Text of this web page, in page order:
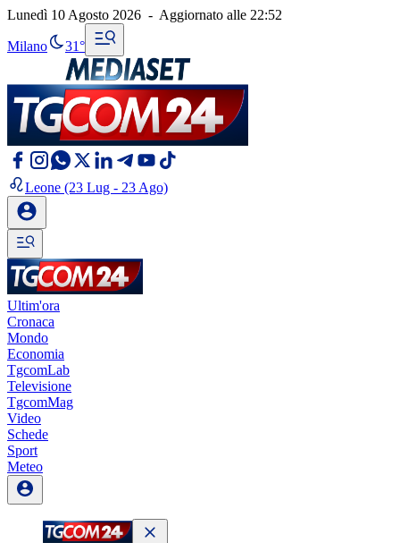
Lunedì 10 Agosto 2026 - Aggiornato alle 22:52
Milano 31°
Leone (23 Lug - 23 Ago)
Ultim'ora
Cronaca
Mondo
Economia
TgcomLab
Televisione
TgcomMag
Video
Schede
Sport
Meteo